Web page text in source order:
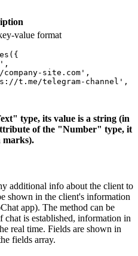
value format
site.com',
t.me/telegram-channel',
type, its value is a string (in
of the "Number" type, it
marks).
additional info about the client to
shown in the client's information
app). The method can be
chat is established, information in
real time. Fields are shown in
fields array.